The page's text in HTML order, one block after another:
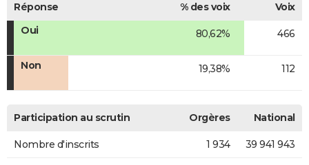
Réponse % des voix
Voix
Oui
80,62% 466
Non 19,38% 112
Participation au scrutin Orgères National
Nombre d'inscrits 1 934 39 941 943